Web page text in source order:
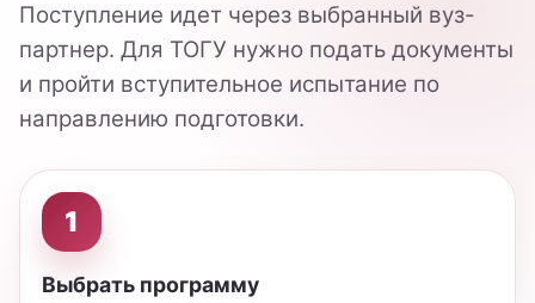
Через приемную кампанию ТОГУ и
официальный канал подачи документов.
3
Пройти испытание
подготовки.